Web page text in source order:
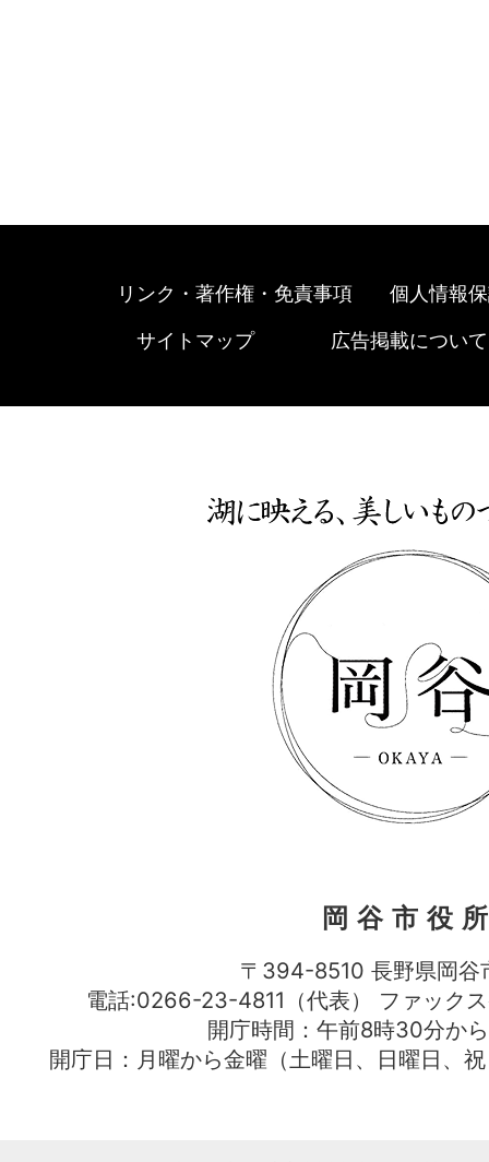
リンク・著作権・免責事項 個人情報
サイトマップ 広告掲載について
岡谷市役
〒394-8510 長野県岡谷
電話:0266-23-4811（代表） ファッ
開庁時間：午前8時30分か
開庁日：月曜から金曜（土曜日、日曜日、